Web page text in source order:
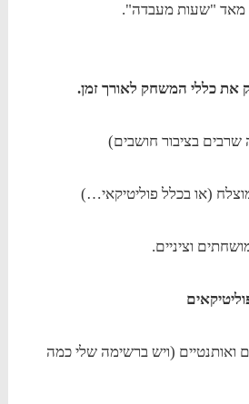
מאד "שעות מעבדה".
את כללי המשחק לאורך זמן.
שרבים בציבור חושבים)
(או בכלל פוליטיקאי…)
וציניים.
ואותנטיים (ויש ברשימה שלי כמה